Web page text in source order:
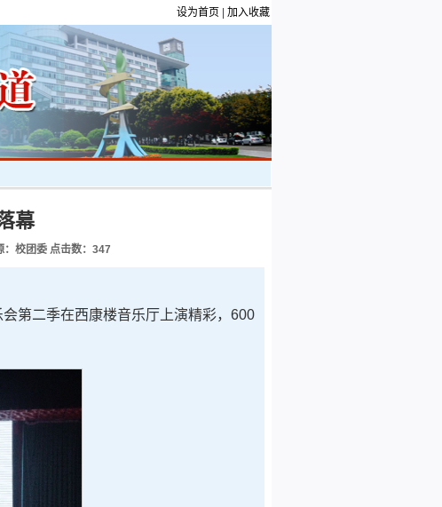
设为首页 加入收藏
幕
校团委 点击数： 347
第二季在西康楼音乐厅上演精彩，600